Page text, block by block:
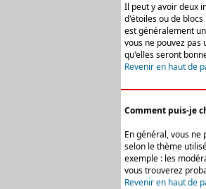
Il peut y avoir deux
d'étoiles ou de
est généralement
vous ne pouvez
qu'elles seront
Revenir en haut de
Comment puis-je
En général, vous
selon le thème
exemple : les
vous trouverez
Revenir en haut de